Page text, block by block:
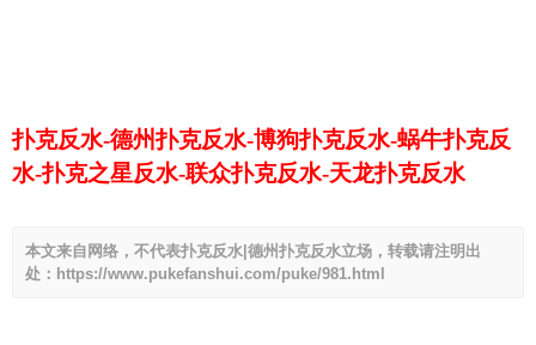
扑克反水-德州扑克反水-博狗扑克反水-蜗牛扑克反
水-扑克之星反水-联众扑克反水-天龙扑克反水
本文来自网络，不代表扑克反水|德州扑克反水立场，转载请注明出
处：https://www.pukefanshui.com/puke/981.html